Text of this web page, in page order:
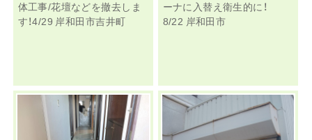
体工事/花壇などを撤去しま
す！4/29 岸和田市吉井町
ーナに入替え衛生的に！
8/22 岸和田市